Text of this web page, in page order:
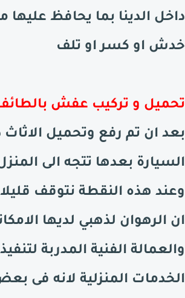
داخل الدينا بما يحافظ عليها
خدش او كسر او تلف
تحميل و تركيب عفش
بعد ان تم رفع وتحميل الاثاث
السيارة بعدها تتجه الى
وعند هذه النقطة نتوقف
ان الرهوان لذهبي لديها
والعمالة الفنية المدربة
الخدمات المنزلية لانه فى